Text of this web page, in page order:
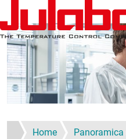
Salta al contenuto principale
Home